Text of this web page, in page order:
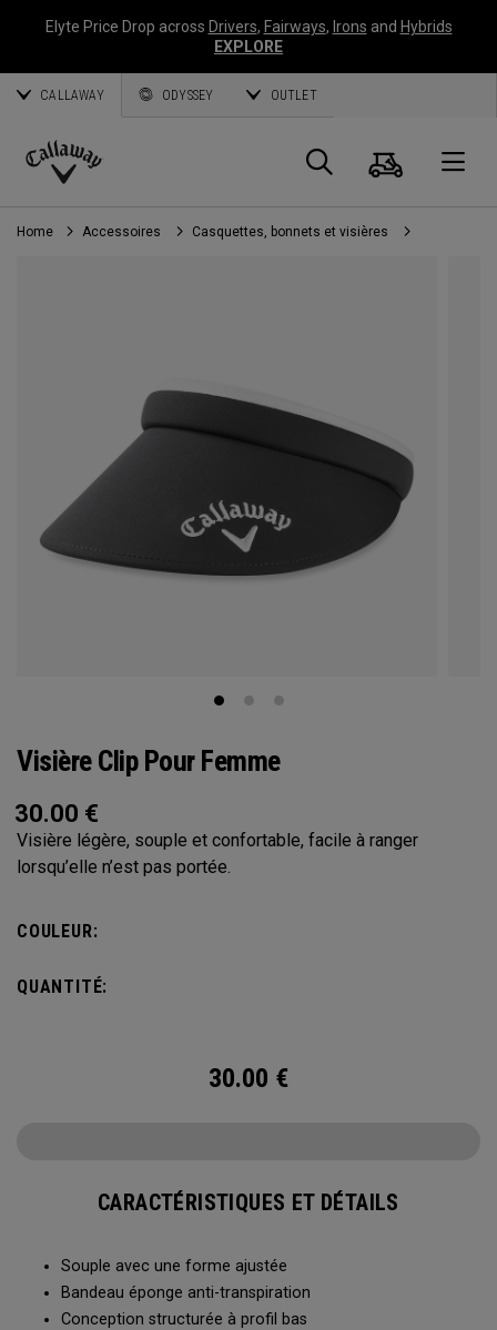
Elyte Price Drop across Drivers, Fairways, Irons and Hybrids
EXPLORE
CALLAWAY ODYSSEY OUTLET
Callaway
Golf
Panier
Home Accessoires Casquettes, bonnets et visières
Visière Clip Pour Femme
30.00 €
Visière légère, souple et confortable, facile à ranger
lorsqu’elle n’est pas portée.
COULEUR:
QUANTITÉ:
30.00 €
CARACTÉRISTIQUES ET DÉTAILS
Souple avec une forme ajustée
Bandeau éponge anti-transpiration
Conception structurée à profil bas